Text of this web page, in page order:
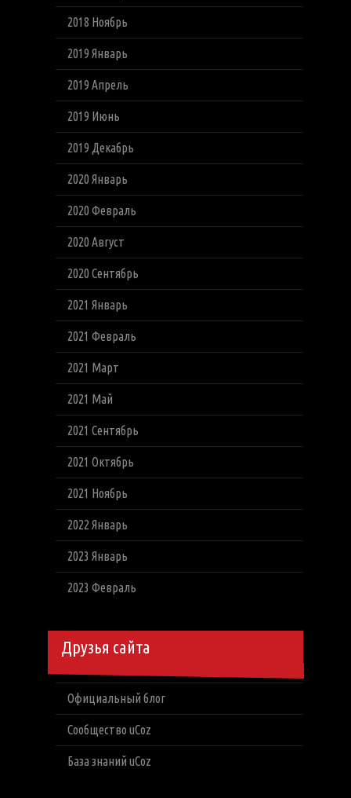
2018 Ноябрь
2019 Январь
2019 Апрель
2019 Июнь
2019 Декабрь
2020 Январь
2020 Февраль
2020 Август
2020 Сентябрь
2021 Январь
2021 Февраль
2021 Март
2021 Май
2021 Сентябрь
2021 Октябрь
2021 Ноябрь
2022 Январь
2023 Январь
2023 Февраль
Друзья сайта
Официальный блог
Сообщество uCoz
База знаний uCoz